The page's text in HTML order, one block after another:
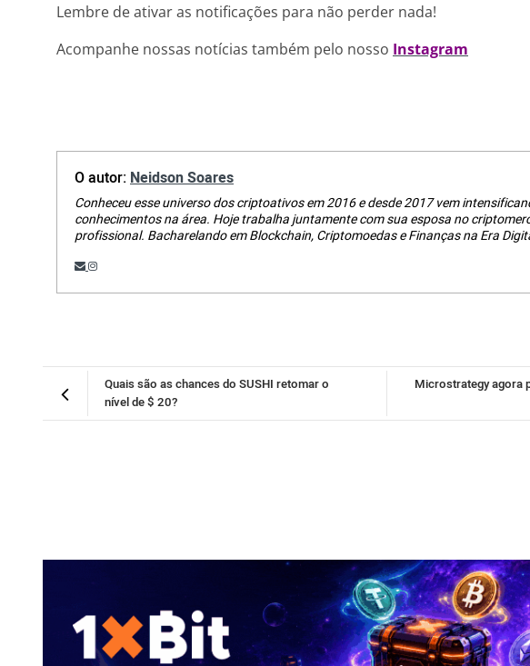
Lembre de ativar as notificações para não perder nada!
Acompanhe nossas notícias também pelo nosso Instagram
O autor:Neidson Soares
Conheceu esse universo dos criptoativos em 2016 e desde 2017 vem
conhecimentos na área. Hoje trabalha juntamente com sua esposa no
profissional. Bacharelando em Blockchain, Criptomoedas e Finanças na Era
Microstrategy agora
Quais são as chances do SUSHI retomar o
nível de $ 20?